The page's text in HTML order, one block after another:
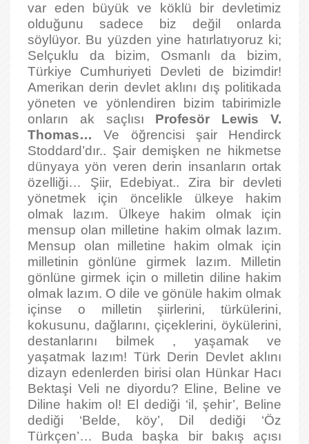
var eden büyük ve köklü bir devletimiz
olduğunu sadece biz değil onlarda
söylüyor. Bu yüzden yine hatırlatıyoruz ki;
Selçuklu da bizim, Osmanlı da bizim,
Türkiye Cumhuriyeti Devleti de bizimdir!
Amerikan derin devlet aklını dış politikada
yöneten ve yönlendiren bizim tabirimizle
onların ak saçlısı Profesör Lewis V.
Thomas…Ve öğrencisi şair Hendirck
Stoddard’dır.. Şair demişken ne hikmetse
dünyaya yön veren derin insanların ortak
özelliği… Şiir, Edebiyat.. Zira bir devleti
yönetmek için öncelikle ülkeye hakim
olmak lazım. Ülkeye hakim olmak için
mensup olan milletine hakim olmak lazım.
Mensup olan milletine hakim olmak için
milletinin gönlüne girmek lazım. Milletin
gönlüne girmek için o milletin diline hakim
olmak lazım. O dile ve gönüle hakim olmak
içinse o milletin şiirlerini, türkülerini,
kokusunu, dağlarını, çiçeklerini, öykülerini,
destanlarını bilmek , yaşamak ve
yaşatmak lazım! Türk Derin Devlet aklını
dizayn edenlerden birisi olan Hünkar Hacı
Bektaşi Veli ne diyordu? Eline, Beline ve
Diline hakim ol! El dediği ‘il, şehir’, Beline
dediği ‘Belde, köy’, Dil dediği ‘Öz
Türkçen’… Buda başka bir bakış açısı